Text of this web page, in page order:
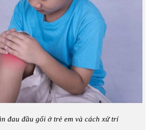
đau đầu gối ở trẻ em và cách xử trí